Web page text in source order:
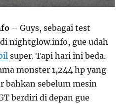
– Guys, sebagai test
nightglow.info, gue udah
super. Tapi hari ini beda.
monster 1,244 hp yang
bahkan sebelum mesin
berdiri di depan gue